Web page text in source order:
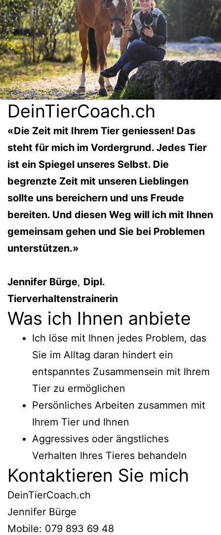
DeinTierCoach.ch
«Die Zeit mit Ihrem Tier geniessen! Das
steht für mich im Vordergrund. Jedes Tier
ist ein Spiegel unseres Selbst. Die
begrenzte Zeit mit unseren Lieblingen
sollte uns bereichern und uns Freude
bereiten. Und diesen Weg will ich mit Ihnen
gemeinsam gehen und Sie bei Problemen
unterstützen.»
Jennifer Bürge, Dipl.
Tierverhaltenstrainerin
Was ich Ihnen anbiete
Ich löse mit Ihnen jedes Problem, das
Sie im Alltag daran hindert ein
entspanntes Zusammensein mit Ihrem
Tier zu ermöglichen
Persönliches Arbeiten zusammen mit
Ihrem Tier und Ihnen
Aggressives oder ängstliches
Verhalten Ihres Tieres behandeln
Kontaktieren Sie mich
DeinTierCoach.ch
Jennifer Bürge
Mobile: 079 893 69 48